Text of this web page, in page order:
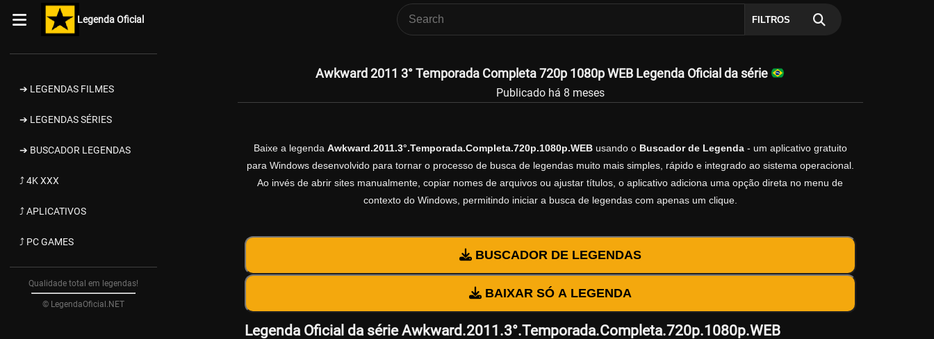
Legenda Oficial FILTROS
➔ LEGENDAS FILMES
➔ LEGENDAS SÉRIES
➔ BUSCADOR LEGENDAS
⤴ 4K XXX
⤴ APLICATIVOS
⤴ PC GAMES
Qualidade total em legendas!
© LegendaOficial.NET
Awkward 2011 3° Temporada Completa 720p 1080p WEB Legenda Oficial da série
Publicado há 8 meses
Baixe a legenda Awkward.2011.3°.Temporada.Completa.720p.1080p.WEBusando o Buscador de Legenda- um aplicativo gratuito
para Windows desenvolvido para tornar o processo de busca de legendas muito mais simples, rápido e integrado ao sistema operacional.
Ao invés de abrir sites manualmente, copiar nomes de arquivos ou ajustar títulos, o aplicativo adiciona uma opção direta no menu de
contexto do Windows, permitindo iniciar a busca de legendas com apenas um clique.
BUSCADOR DE LEGENDAS
BAIXAR SÓ A LEGENDA
Legenda Oficial da série Awkward.2011.3°.Temporada.Completa.720p.1080p.WEB